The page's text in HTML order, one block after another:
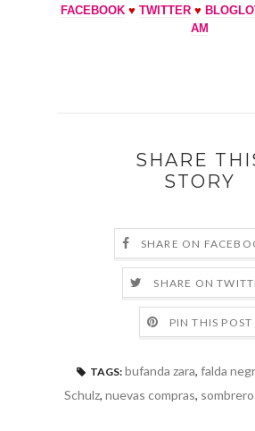
FACEBOOK ♥ TWITTER ♥
AM
SHARE
STORY
SHARE ON
SHARE ON
PIN THIS POST
TAGS: bufanda zara, falda
Schulz, nuevas compras,